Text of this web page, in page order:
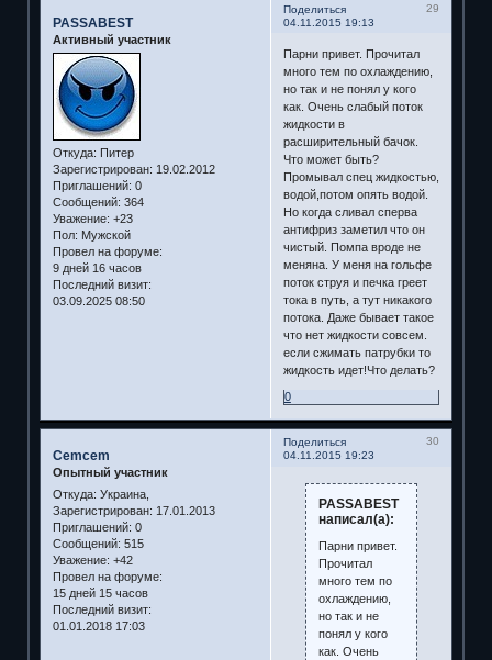
Поделиться
29
04.11.2015 19:13
PASSABEST
Активный участник
Откуда: Питер
Зарегистрирован: 19.02.2012
Приглашений: 0
Сообщений: 364
Уважение: +23
Пол: Мужской
Провел на форуме:
9 дней 16 часов
Последний визит:
03.09.2025 08:50
Парни привет. Прочитал
много тем по охлаждению,
но так и не понял у кого
как. Очень слабый поток
жидкости в
расширительный бачок.
Что может быть?
Промывал спец жидкостью,
водой,потом опять водой.
Но когда сливал сперва
антифриз заметил что он
чистый. Помпа вроде не
меняна. У меня на гольфе
поток струя и печка греет
тока в путь, а тут никакого
потока. Даже бывает такое
что нет жидкости совсем.
если сжимать патрубки то
жидкость идет!Что делать?
0
Поделиться
30
04.11.2015 19:23
Cemcem
Опытный участник
Откуда: Украина,
Зарегистрирован: 17.01.2013
Приглашений: 0
Сообщений: 515
Уважение: +42
Провел на форуме:
15 дней 15 часов
Последний визит:
01.01.2018 17:03
PASSABEST
написал(а):
Парни привет.
Прочитал
много тем по
охлаждению,
но так и не
понял у кого
как. Очень